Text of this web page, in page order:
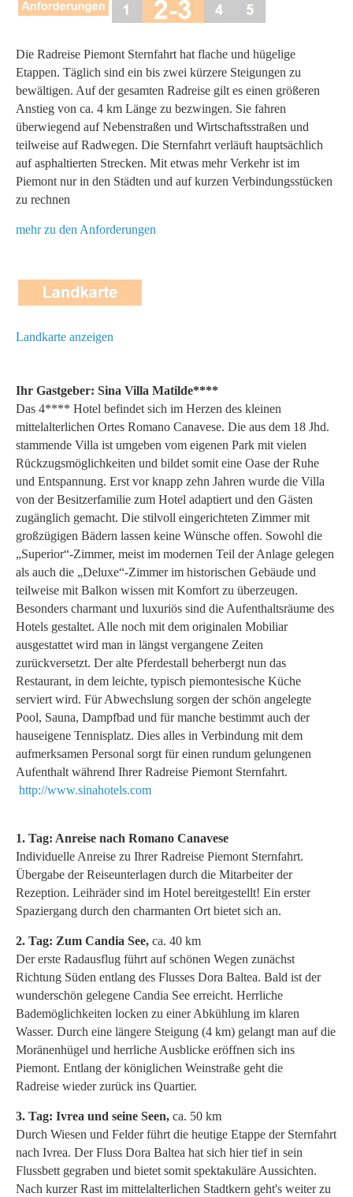
Die Radreise Piemont Sternfahrt hat flache und hügelige
Etappen. Täglich sind ein bis zwei kürzere Steigungen zu
bewältigen. Auf der gesamten Radreise gilt es einen größeren
Anstieg von ca. 4 km Länge zu bezwingen. Sie fahren
überwiegend auf Nebenstraßen und Wirtschaftsstraßen und
teilweise auf Radwegen. Die Sternfahrt verläuft hauptsächlich
auf asphaltierten Strecken. Mit etwas mehr Verkehr ist im
Piemont nur in den Städten und auf kurzen Verbindungsstücken
zu rechnen
mehr zu den Anforderungen
Landkarte anzeigen
Ihr Gastgeber: Sina Villa Matilde****
Das 4**** Hotel befindet sich im Herzen des kleinen
mittelalterlichen Ortes Romano Canavese. Die aus dem 18 Jhd.
stammende Villa ist umgeben vom eigenen Park mit vielen
Rückzugsmöglichkeiten und bildet somit eine Oase der Ruhe
und Entspannung. Erst vor knapp zehn Jahren wurde die Villa
von der Besitzerfamilie zum Hotel adaptiert und den Gästen
zugänglich gemacht. Die stilvoll eingerichteten Zimmer mit
großzügigen Bädern lassen keine Wünsche offen. Sowohl die
„Superior“-Zimmer, meist im modernen Teil der Anlage gelegen
als auch die „Deluxe“-Zimmer im historischen Gebäude und
teilweise mit Balkon wissen mit Komfort zu überzeugen.
Besonders charmant und luxuriös sind die Aufenthaltsräume des
Hotels gestaltet. Alle noch mit dem originalen Mobiliar
ausgestattet wird man in längst vergangene Zeiten
zurückversetzt. Der alte Pferdestall beherbergt nun das
Restaurant, in dem leichte, typisch piemontesische Küche
serviert wird. Für Abwechslung sorgen der schön angelegte
Pool, Sauna, Dampfbad und für manche bestimmt auch der
hauseigene Tennisplatz. Dies alles in Verbindung mit dem
aufmerksamen Personal sorgt für einen rundum gelungenen
Aufenthalt während Ihrer Radreise Piemont Sternfahrt.
http://www.sinahotels.com
1. Tag: Anreise nach Romano Canavese
Individuelle Anreise zu Ihrer Radreise Piemont Sternfahrt.
Übergabe der Reiseunterlagen durch die Mitarbeiter der
Rezeption. Leihräder sind im Hotel bereitgestellt! Ein erster
Spaziergang durch den charmanten Ort bietet sich an.
2. Tag: Zum Candia See, ca. 40 km
Der erste Radausflug führt auf schönen Wegen zunächst
Richtung Süden entlang des Flusses Dora Baltea. Bald ist der
wunderschön gelegene Candia See erreicht. Herrliche
Bademöglichkeiten locken zu einer Abkühlung im klaren
Wasser. Durch eine längere Steigung (4 km) gelangt man auf die
Moränenhügel und herrliche Ausblicke eröffnen sich ins
Piemont. Entlang der königlichen Weinstraße geht die
Radreise wieder zurück ins Quartier.
3. Tag: Ivrea und seine Seen, ca. 50 km
Durch Wiesen und Felder führt die heutige Etappe der Sternfahrt
nach Ivrea. Der Fluss Dora Baltea hat sich hier tief in sein
Flussbett gegraben und bietet somit spektakuläre Aussichten.
Nach kurzer Rast im mittelalterlichen Stadtkern geht's weiter zu